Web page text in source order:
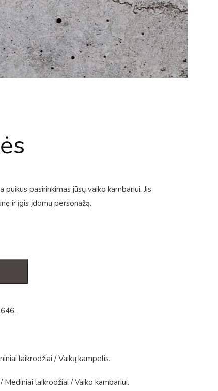
puikus pasirinkimas jūsų vaiko kambariui. Jis
ir įgis įdomų personažą.
.
laikrodžiai /Vaikų kampelis.
/ Mediniai laikrodžiai /Vaiko kambariui.